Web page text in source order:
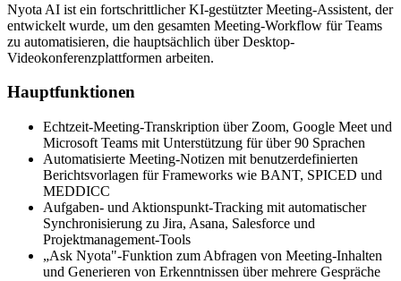
Nyota AI ist ein fortschrittlicher KI-gestützter Meeting-Assistent, der
entwickelt wurde, um den gesamten Meeting-Workflow für Teams
zu automatisieren, die hauptsächlich über Desktop-
Videokonferenzplattformen arbeiten.
Hauptfunktionen
Echtzeit-Meeting-Transkription über Zoom, Google Meet und
Microsoft Teams mit Unterstützung für über 90 Sprachen
Automatisierte Meeting-Notizen mit benutzerdefinierten
Berichtsvorlagen für Frameworks wie BANT, SPICED und
MEDDICC
Aufgaben- und Aktionspunkt-Tracking mit automatischer
Synchronisierung zu Jira, Asana, Salesforce und
Projektmanagement-Tools
„Ask Nyota"-Funktion zum Abfragen von Meeting-Inhalten
und Generieren von Erkenntnissen über mehrere Gespräche